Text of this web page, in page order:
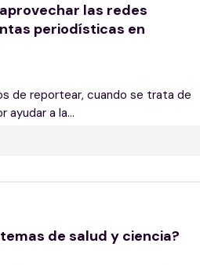
las redes
periodísticas en
de reportear, cuando se trata de
ayudar a la...
de salud y ciencia?